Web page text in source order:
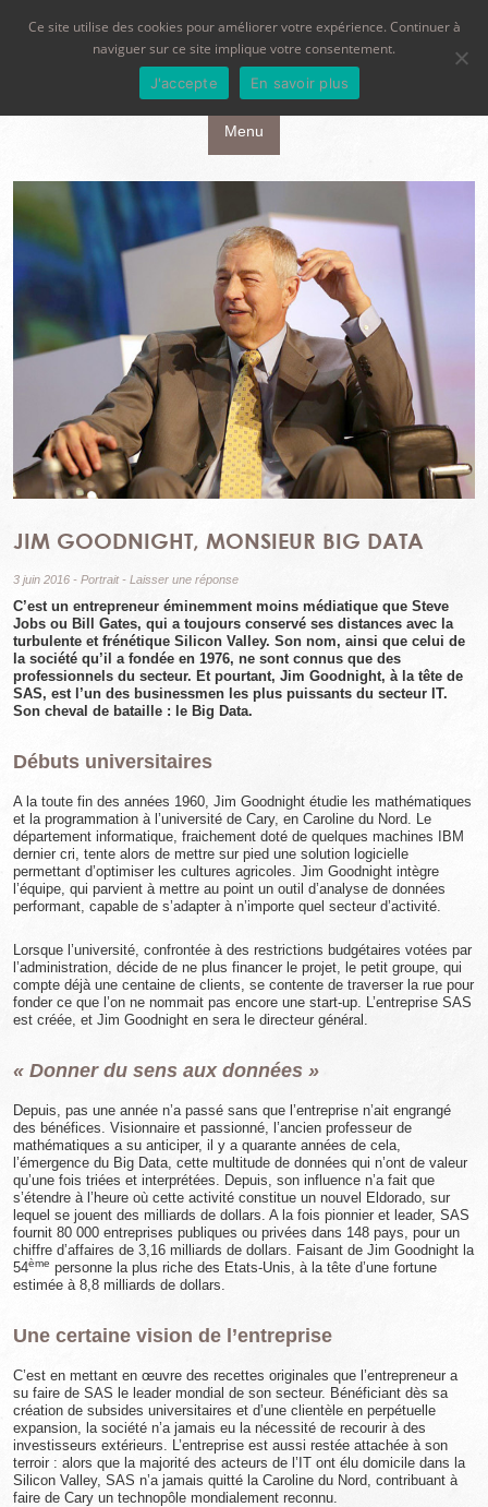
Menu
Aller au contenu principal
JIM GOODNIGHT, MONSIEUR BIG DATA
3 juin 2016 - Portrait- Laisser une réponse
C’est un entrepreneur éminemment moins médiatique que Steve
Jobs ou Bill Gates, qui a toujours conservé ses distances avec la
turbulente et frénétique Silicon Valley. Son nom, ainsi que celui de
la société qu’il a fondée en 1976, ne sont connus que des
professionnels du secteur. Et pourtant, Jim Goodnight, à la tête de
SAS, est l’un des businessmen les plus puissants du secteur IT.
Son cheval de bataille : le Big Data.
Débuts universitaires
A la toute fin des années 1960, Jim Goodnight étudie les mathématiques
et la programmation à l’université de Cary, en Caroline du Nord. Le
département informatique, fraichement doté de quelques machines IBM
dernier cri, tente alors de mettre sur pied une solution logicielle
permettant d’optimiser les cultures agricoles. Jim Goodnight intègre
l’équipe, qui parvient à mettre au point un outil d’analyse de données
performant, capable de s’adapter à n’importe quel secteur d’activité.
Lorsque l’université, confrontée à des restrictions budgétaires votées par
l’administration, décide de ne plus financer le projet, le petit groupe, qui
compte déjà une centaine de clients, se contente de traverser la rue pour
fonder ce que l’on ne nommait pas encore une start-up. L’entreprise SAS
est créée, et Jim Goodnight en sera le directeur général.
« Donner du sens aux données »
Depuis, pas une année n’a passé sans que l’entreprise n’ait engrangé
des bénéfices. Visionnaire et passionné, l’ancien professeur de
mathématiques a su anticiper, il y a quarante années de cela,
l’émergence du Big Data, cette multitude de données qui n’ont de valeur
qu’une fois triées et interprétées. Depuis, son influence n’a fait que
s’étendre à l’heure où cette activité constitue un nouvel Eldorado, sur
lequel se jouent des milliards de dollars. A la fois pionnier et leader, SAS
fournit 80 000 entreprises publiques ou privées dans 148 pays, pour un
chiffre d’affaires de 3,16 milliards de dollars. Faisant de Jim Goodnight la
54ème personne la plus riche des Etats-Unis, à la tête d’une fortune
estimée à 8,8 milliards de dollars.
Une certaine vision de l’entreprise
C’est en mettant en œuvre des recettes originales que l’entrepreneur a
su faire de SAS le leader mondial de son secteur. Bénéficiant dès sa
création de subsides universitaires et d’une clientèle en perpétuelle
expansion, la société n’a jamais eu la nécessité de recourir à des
investisseurs extérieurs. L’entreprise est aussi restée attachée à son
terroir : alors que la majorité des acteurs de l’IT ont élu domicile dans la
Silicon Valley, SAS n’a jamais quitté la Caroline du Nord, contribuant à
faire de Cary un technopôle mondialement reconnu.
Ce site utilise des cookies pour améliorer votre expérience. Continuer à
naviguer sur ce site implique votre consentement.
J'accepte En savoir plus